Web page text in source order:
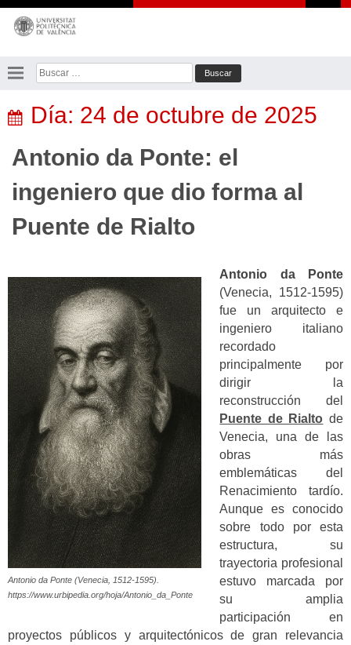
Saltar
contenido
Buscar:
Día: 24 de octubre de 2025
Antonio da Ponte: el
ingeniero que dio forma al
Puente de Rialto
Antonio da Ponte (Venecia, 1512-1595).
https://www.urbipedia.org/hoja/Antonio_da_Ponte
Antonio da Ponte
(Venecia, 1512-1595)
fue un arquitecto e
ingeniero italiano
recordado
principalmente por
dirigir la
reconstrucción del
Puente de Rialto de
Venecia, una de las
obras más
emblemáticas del
Renacimiento tardío.
Aunque es conocido
sobre todo por esta
estructura, su
trayectoria profesional
estuvo marcada por
su amplia
participación en
proyectos públicos y arquitectónicos de gran relevancia